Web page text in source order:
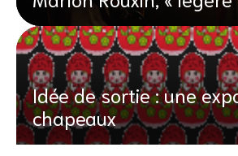
Idée de sortie : une
chapeaux